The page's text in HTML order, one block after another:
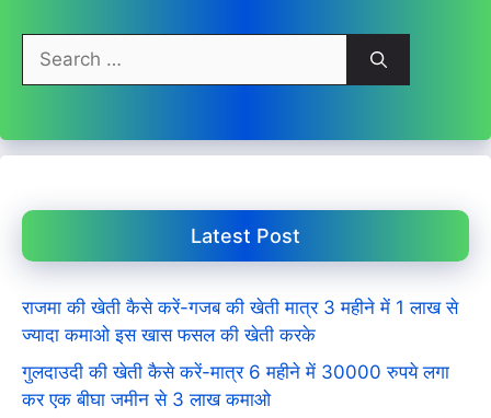
Search
for:
Latest Post
राजमा की खेती कैसे करें-गजब की खेती मात्र 3 महीने में 1 लाख से
ज्यादा कमाओ इस खास फसल की खेती करके
गुलदाउदी की खेती कैसे करें-मात्र 6 महीने में 30000 रुपये लगा
कर एक बीघा जमीन से 3 लाख कमाओ